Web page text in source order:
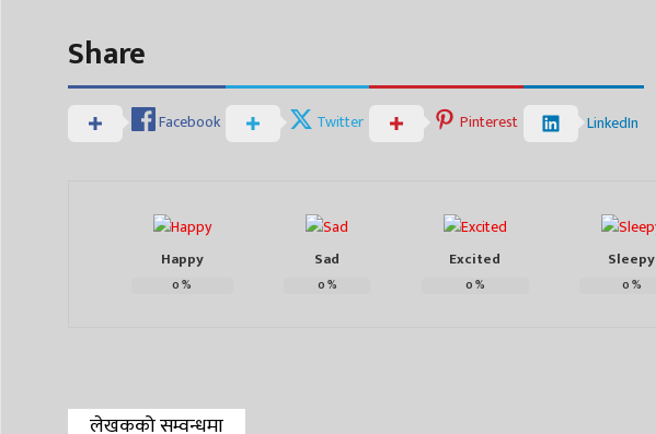
Share
Facebook Twitter Pinterest LinkedIn
Happy
0%
Sad
0%
Excited
0%
Sleepy
0%
लेखकको सम्वन्धमा